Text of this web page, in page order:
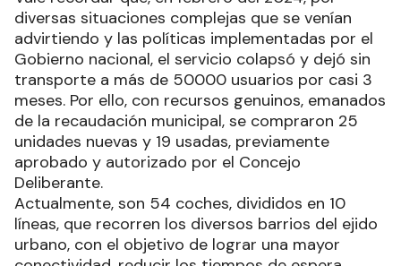
diversas situaciones complejas que se venían
advirtiendo y las políticas implementadas por el
Gobierno nacional, el servicio colapsó y dejó sin
transporte a más de 50000 usuarios por casi 3
meses. Por ello, con recursos genuinos, emanados
de la recaudación municipal, se compraron 25
unidades nuevas y 19 usadas, previamente
aprobado y autorizado por el Concejo
Deliberante.
Actualmente, son 54 coches, divididos en 10
líneas, que recorren los diversos barrios del ejido
urbano, con el objetivo de lograr una mayor